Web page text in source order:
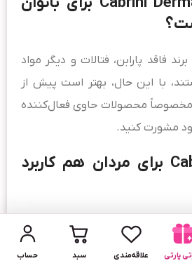
فاقد پارابن، فتالات و دیگر مواد
با این حال، بهتر است پیش از
محصولات حاوی فعال‌کننده
مشورت کنید.
آیا Cabrini Derma برای مردان هم کاربرد
برای آقایان نیز مناسب است و برخی
و مرطوب‌کننده‌ها، تولید شده برای
پارتی علاقه‌مندی سبد حساب